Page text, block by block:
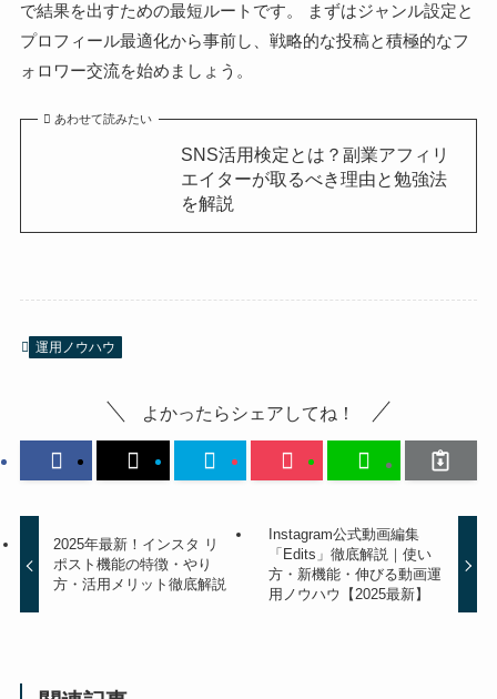
で結果を出すための最短ルートです。 まずはジャンル設定と
プロフィール最適化から事前し、戦略的な投稿と積極的なフ
ォロワー交流を始めましょう。
あわせて読みたい
SNS活用検定とは？副業アフィリ
エイターが取るべき理由と勉強法
を解説
運用ノウハウ
よかったらシェアしてね！
2025年最新！インスタ リ
ポスト機能の特徴・やり
方・活用メリット徹底解説
Instagram公式動画編集
「Edits」徹底解説｜使い
方・新機能・伸びる動画運
用ノウハウ【2025最新】